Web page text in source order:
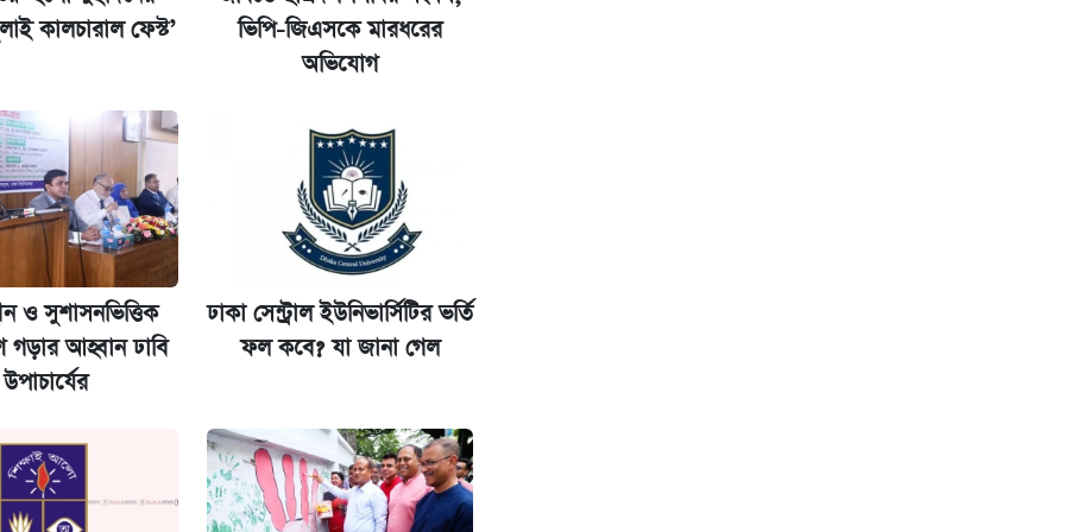
অর্থমন্ত্রী
ফেরত পাঠানো হলো
কালচারাল ফেস্ট’
ভিপি-জিএসকে মারধরের
অভিযোগ
ও সুশাসনভিত্তিক
গড়ার আহ্বান ঢাবি
উপাচার্যের
ঢাকা সেন্ট্রাল ইউনিভার্সিটির ভর্তি
ফল কবে? যা জানা গেল